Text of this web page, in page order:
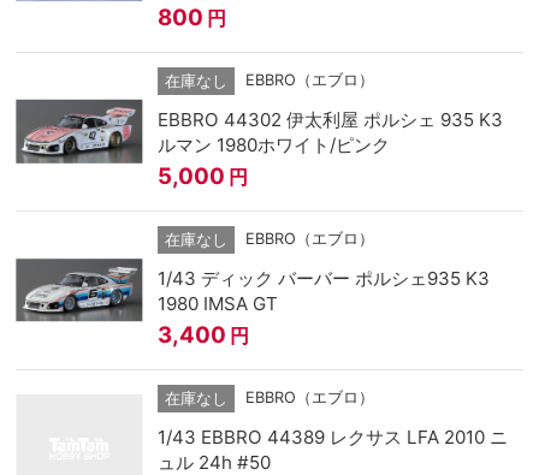
800 円
在庫なし EBBRO（エブロ）
EBBRO 44302 伊太利屋 ポルシェ 935 K3
ルマン 1980ホワイト/ピンク
5,000 円
在庫なし EBBRO（エブロ）
1/43 ディック バーバー ポルシェ935 K3
1980 IMSA GT
3,400 円
在庫なし EBBRO（エブロ）
1/43 EBBRO 44389 レクサス LFA 2010 ニ
ュル 24h #50